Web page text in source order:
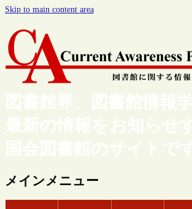
Skip to main content area
図書館界、図書館情報
最新の情報をお知らせ
国会図書館のサイトで
メインメニュー